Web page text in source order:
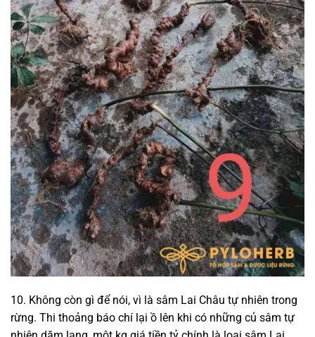
10. Không còn gì để nói, vì là sâm Lai Châu tự nhiên trong
rừng. Thi thoảng báo chí lại ồ lên khi có những củ sâm tự